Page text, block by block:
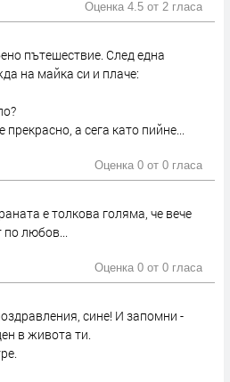
Оценка 4.5 от 2 гласа
пътешествие. След една
на майка си и плаче:
а сега като пийне...
Оценка 0 от 0 гласа
е толкова голяма, че вече
любов...
Оценка 0 от 0 гласа
сине! И запомни -
в живота ти.